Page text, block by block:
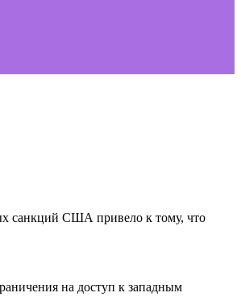
санкций США привело к тому, что
на доступ к западным